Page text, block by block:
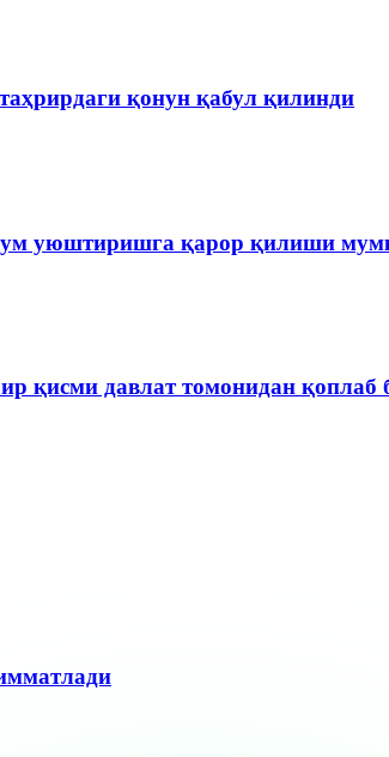
қонун қабул қилинди
уюштиришга қарор қилиши
қисми давлат томонидан